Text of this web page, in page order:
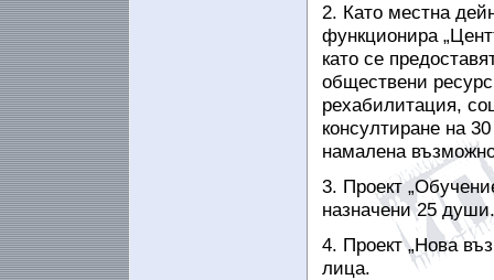
2. Като местна
функционира
като се
обществени
рехабилитация,
консултиране на
намалена
3. Проект
назначени 25души.
4. Проект „Нова
лица.